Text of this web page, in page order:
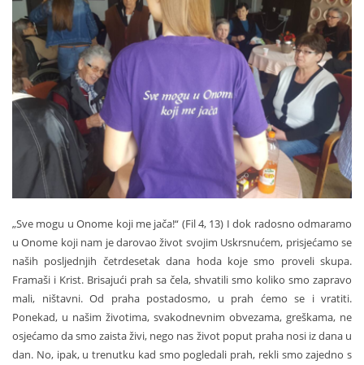
„Sve mogu u Onome koji me jača!“ (Fil 4, 13) I dok radosno odmaramo
u Onome koji nam je darovao život svojim Uskrsnućem, prisjećamo se
naših posljednjih četrdesetak dana hoda koje smo proveli skupa.
Framaši i Krist. Brisajući prah sa čela, shvatili smo koliko smo zapravo
mali, ništavni. Od praha postadosmo, u prah ćemo se i vratiti.
Ponekad, u našim životima, svakodnevnim obvezama, greškama, ne
osjećamo da smo zaista živi, nego nas život poput praha nosi iz dana u
dan. No, ipak, u trenutku kad smo pogledali prah, rekli smo zajedno s